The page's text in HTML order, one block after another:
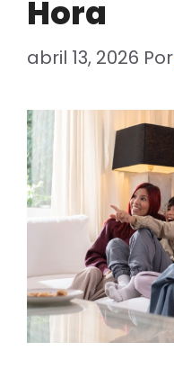
Hora
abril 13, 2026 Por